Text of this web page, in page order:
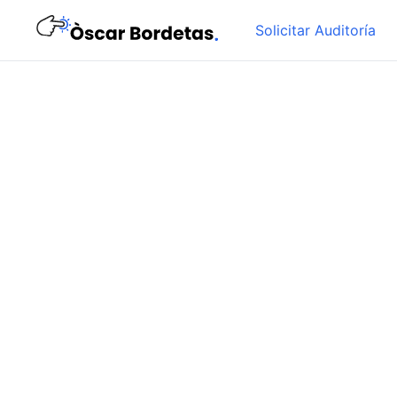
Solicitar Auditoría